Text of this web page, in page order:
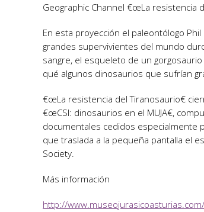
Geographic Channel €œLa resistencia
En esta proyección el paleontólogo
grandes supervivientes del mundo
sangre, el esqueleto de un
qué algunos dinosaurios que sufrían
€œLa resistencia del Tiranosaurio€
€œCSI: dinosaurios en el MUJA€,
documentales cedidos especialmente
que traslada a la pequeña pantalla el
Society.
Más información
http://